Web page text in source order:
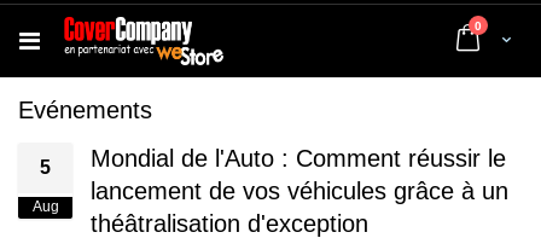
Cart
0 articles
Evénements
5
Aug
Mondial de l'Auto : Comment réussir le
lancement de vos véhicules grâce à un
théâtralisation d'exception